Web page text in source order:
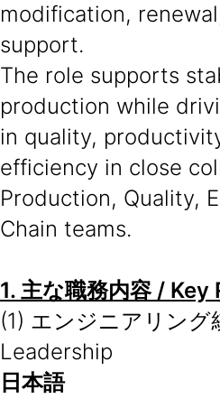
modification,
support.
The role supports
production while
in quality,
efficiency in close
Production, Quality,
Chain teams.
1. 主な職務内容/ Key
(1) エンジニアリン
Leadership
日本語